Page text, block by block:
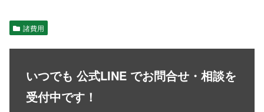
諸費用
いつでも 公式LINE でお問合せ・相談を
受付中です！